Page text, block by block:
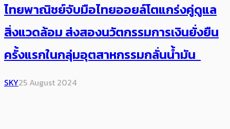
ไทยพาณิชย์จับมือไทยออยล์โตแกร่งคู่ดูแล
สิ่งแวดล้อม ส่งสองนวัตกรรมการเงินยั่งยืน
ครั้งแรกในกลุ่มอุตสาหกรรมกลั่นน้ำมัน
SKY25 August 2024